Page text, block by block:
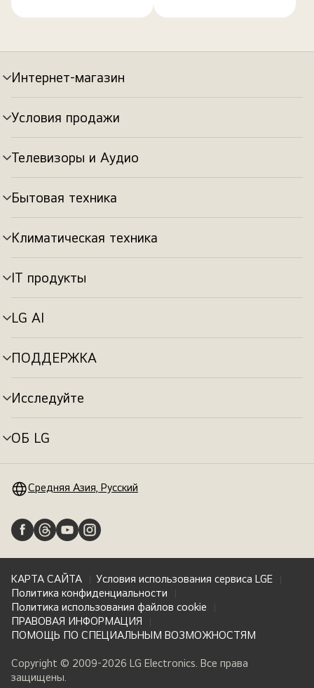
Интернет-магазин
Переключатель
меню
Условия продажи
Переключатель
меню
Телевизоры и Аудио
Переключатель
меню
Бытовая техника
Переключатель
меню
Климатическая техника
Переключатель
меню
IT продукты
Переключатель
меню
LG AI
Переключатель
меню
ПОДДЕРЖКА
Переключатель
меню
Исследуйте
Переключатель
меню
ОБ LG
Переключатель
Средняя Азия, Русский
КАРТА САЙТА
Условия использования сервиса LGE
Политика конфиденциальности
Политика использования файлов cookie
ПРАВОВАЯ ИНФОРМАЦИЯ
ПОМОЩЬ ПО СПЕЦИАЛЬНЫМ ВОЗМОЖНОСТЯМ
Copyright © 2009-2026 LG Electronics. Все права
защищены.